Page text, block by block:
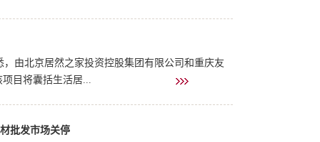
具类商品质量...
由北京居然之家投资控股集团有限公司和重庆友
目将囊括生活居...
多了一个打卡新去处。深度辣评：相信居然之家
批发市场关停